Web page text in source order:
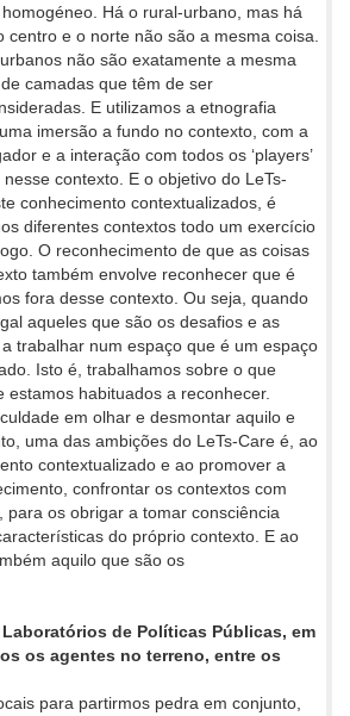
Há o rural-urbano, mas há
centro e o norte não são a mesma coisa.
não são exatamente a mesma
camadas que têm de ser
E utilizamos a etnografia
imersão a fundo no contexto, com a
e a interação com todos os ‘players’
contexto. E o objetivo do LeTs-
conhecimento contextualizados, é
diferentes contextos todo um exercício
O reconhecimento de que as coisas
também envolve reconhecer que é
fora desse contexto. Ou seja, quando
aqueles que são os desafios e as
trabalhar num espaço que é um espaço
Isto é, trabalhamos sobre o que
estamos habituados a reconhecer.
em olhar e desmontar aquilo e
uma das ambições do LeTs-Care é, ao
contextualizado e ao promover a
confrontar os contextos com
para os obrigar a tomar consciência
do próprio contexto. E ao
aquilo que são os
de Políticas Públicas, em
os agentes no terreno, entre os
para partirmos pedra em conjunto,